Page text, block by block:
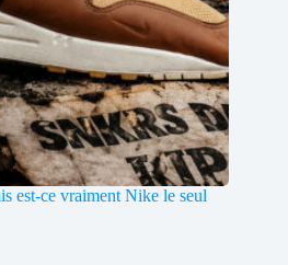
est-ce vraiment Nike le seul